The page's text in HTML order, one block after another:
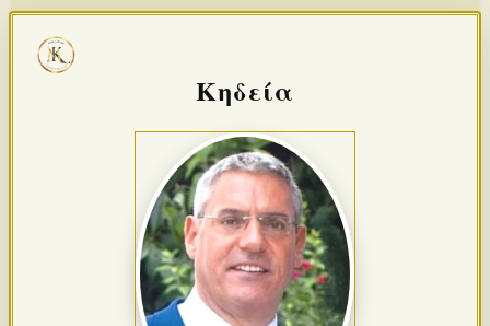
Κηδεία